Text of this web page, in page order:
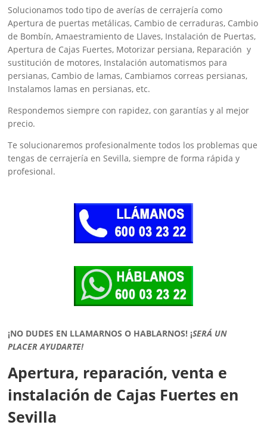
Solucionamos todo tipo de averías de cerrajería como
Apertura de puertas metálicas, Cambio de cerraduras, Cambio
de Bombín, Amaestramiento de Llaves, Instalación de Puertas,
Apertura de Cajas Fuertes, Motorizar persiana, Reparación y
sustitución de motores, Instalación automatismos para
persianas, Cambio de lamas, Cambiamos correas persianas,
Instalamos lamas en persianas, etc.
Respondemos siempre con rapidez, con garantías y al mejor
precio.
Te solucionaremos profesionalmente todos los problemas que
tengas de cerrajería en Sevilla, siempre de forma rápida y
profesional.
¡NO DUDES EN LLAMARNOS O HABLARNOS! ¡SERÁ UN
PLACER AYUDARTE!
Apertura, reparación, venta e
instalación de Cajas Fuertes en
Sevilla